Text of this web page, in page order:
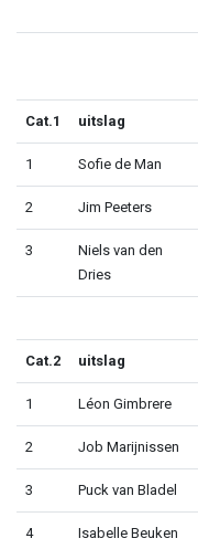
Cat.1 uitslag
1 Sofie de Man
2 Jim Peeters
3
Niels van den
Dries
Cat.2 uitslag
1 Léon Gimbrere
2 Job Marijnissen
3 Puck van Bladel
4 Isabelle Beuken